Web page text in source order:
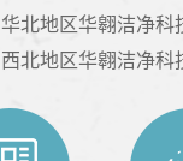
华北地区华翱洁净科
西北地区华翱洁净科